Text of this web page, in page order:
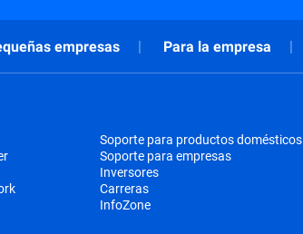
empresas Para la empresa
Soporte para productos domésticos
Soporte para empresas
Inversores
Carreras
InfoZone